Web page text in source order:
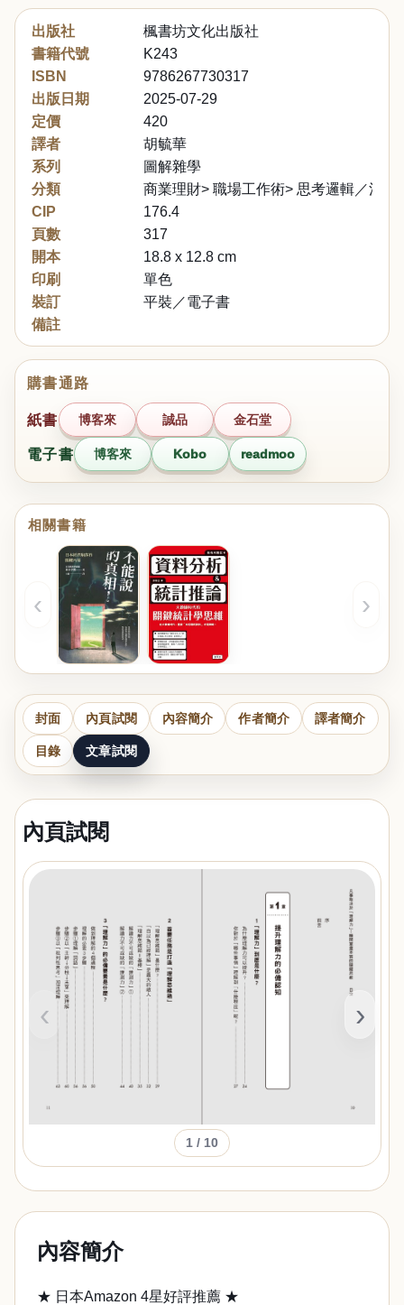
出版社
楓書坊文化出版社
書籍代號
K243
ISBN
9786267730317
出版日期
2025-07-29
定價
420
譯者
胡毓華
系列
圖解雜學
分類
商業理財> 職場工作術> 思考邏輯／決斷
CIP
176.4
頁數
317
開本
18.8 x 12.8 cm
印刷
單色
裝訂
平裝／電子書
備註
購書通路
紙書 博客來 誠品 金石堂
電子書 博客來 Kobo readmoo
相關書籍
‹ ›
封面 內頁試閱 內容簡介 作者簡介 譯者簡介
目錄 文章試閱
內頁試閱
‹ ›
1 / 10
內容簡介
★ 日本Amazon 4星好評推薦 ★